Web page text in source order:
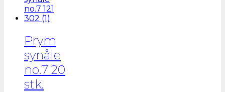
Prym
synåle
no.7 20
stk.